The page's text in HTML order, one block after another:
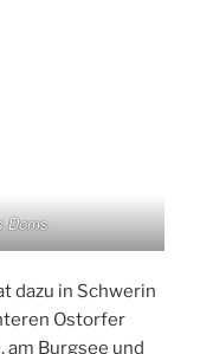
Doms
dazu in Schwerin
Ostorfer
am Burgsee und